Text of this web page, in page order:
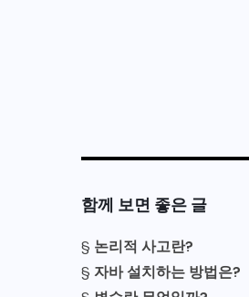
함께 보면 좋은 글
§ 논리적 사고란?
§ 자바 설치하는 방법은?